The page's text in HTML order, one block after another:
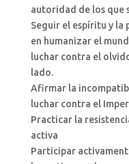
autoridad de los que
Seguir el espíritu y la
en humanizar el
luchar contra el
lado.
Afirmar la
luchar contra el
Practicar la
activa
Participar